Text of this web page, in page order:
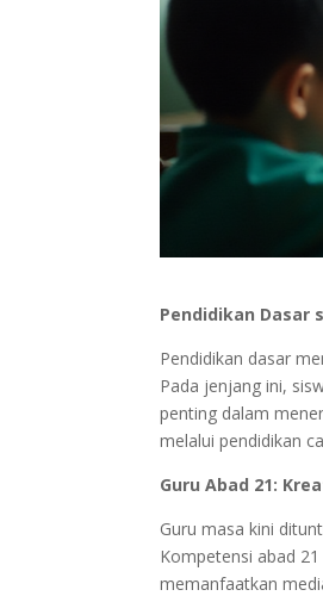
Pendidikan Dasar
Pendidikan dasar
Pada jenjang ini,
penting dalam
melalui pendidikan
Guru Abad 21:
Guru masa kini
Kompetensi abad
memanfaatkan